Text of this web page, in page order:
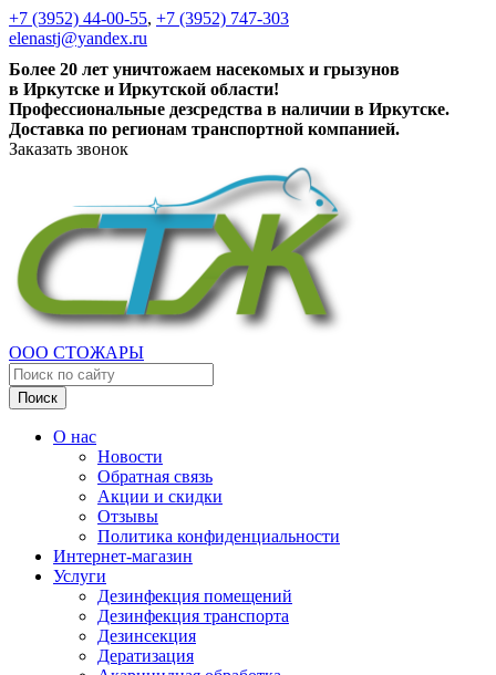
+7 (3952) 44-00-55, +7 (3952) 747-303
elenastj@yandex.ru
Более 20 лет уничтожаем насекомых и грызунов
в Иркутске и Иркутской области!
Профессиональные дезсредства в наличии в Иркутске.
Доставка по регионам транспортной компанией.
Заказать звонок
ООО СТОЖАРЫ
Поиск
О нас
Новости
Обратная связь
Акции и скидки
Отзывы
Политика конфиденциальности
Интернет-магазин
Услуги
Дезинфекция помещений
Дезинфекция транспорта
Дезинсекция
Дератизация